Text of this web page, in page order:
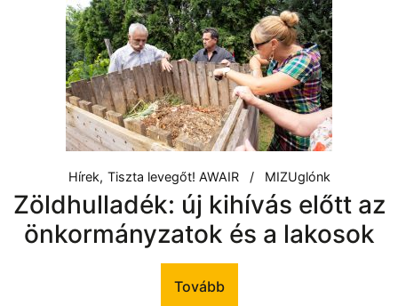
Hírek Tiszta levegőt! AWAIR MIZUglónk
Zöldhulladék: új kihívás előtt az
önkormányzatok és a lakosok
Tovább